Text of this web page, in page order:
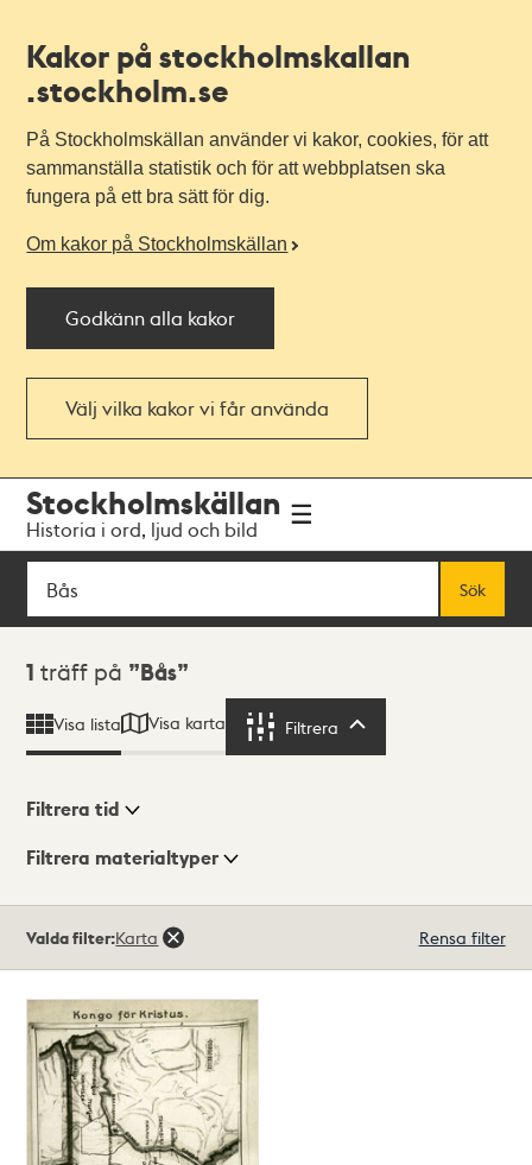
Kakor på stockholmskallan
.stockholm.se
På Stockholmskällan använder vi kakor, cookies, för att
sammanställa statistik och för att webbplatsen ska
fungera på ett bra sätt för dig.
Om kakor på Stockholmskällan
Godkänn alla kakor
Välj vilka kakor vi får använda
navigationen
huvudinnehållet
Stockholmskällan
Historia i ord, ljud och bild
Sök
Sök
Sökresultat
1 träff på Bås
Visa lista Visa karta Filtrera
Visningsläge
Filtrera tid
Filtrera materialtyper
träffar
Valda filter:Karta Rensa filter